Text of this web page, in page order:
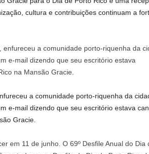
cultura e contribuições continuam a
a comunidade porto-riquenha da
e-mail dizendo que seu escritório estava
Gracie.